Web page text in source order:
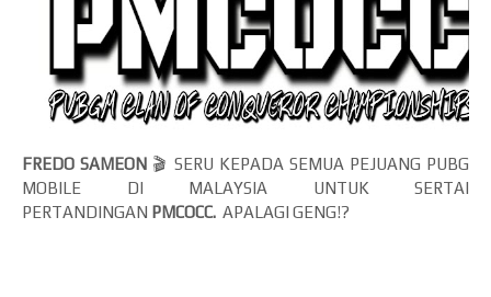
FREDO SAMEON 🎬 SERU KEPADA SEMUA PEJUANG PUBG
MOBILE DI MALAYSIA UNTUK SERTAI
PERTANDINGAN PMCOCC. APALAGI GENG!?